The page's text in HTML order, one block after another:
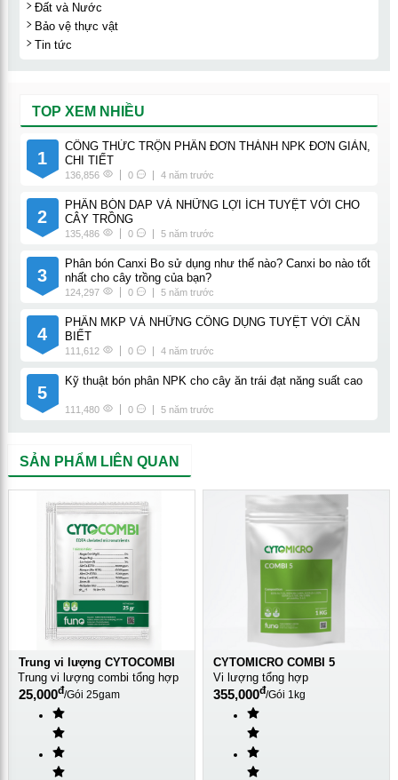
Đất và Nước
Bảo vệ thực vật
Tin tức
TOP XEM NHIỀU
1
CÔNG THỨC TRỘN PHÂN ĐƠN THÀNH NPK ĐƠN GIẢN,
CHI TIẾT
136,856 0 4 năm trước
2
PHÂN BÓN DAP VÀ NHỮNG LỢI ÍCH TUYỆT VỜI CHO
CÂY TRỒNG
135,486 0 5 năm trước
3
Phân bón Canxi Bo sử dụng như thế nào? Canxi bo nào tốt
nhất cho cây trồng của bạn?
124,297 0 5 năm trước
4
PHÂN MKP VÀ NHỮNG CÔNG DỤNG TUYỆT VỜI CẦN
BIẾT
111,612 0 4 năm trước
5
Kỹ thuật bón phân NPK cho cây ăn trái đạt năng suất cao
111,480 0 5 năm trước
SẢN PHẨM LIÊN QUAN
Trung vi lượng CYTOCOMBI
Trung vi lượng combi tổng hợp
25,000đ/Gói 25gam
CYTOMICRO COMBI 5
Vi lượng tổng hợp
355,000đ/Gói 1kg